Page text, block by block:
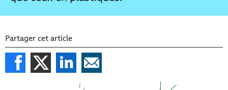
Partager cet article